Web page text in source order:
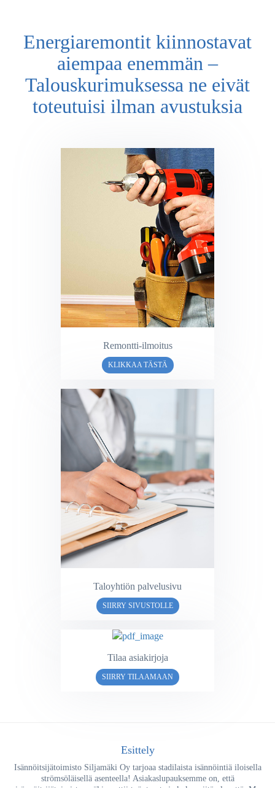
Energiaremontit kiinnostavat
aiempaa enemmän –
Talouskurimuksessa ne eivät
toteutuisi ilman avustuksia
Remontti-ilmoitus
KLIKKAA TÄSTÄ
Taloyhtiön palvelusivu
SIIRRY SIVUSTOLLE
Tilaa asiakirjoja
SIIRRY TILAAMAAN
Esittely
Isännöitsijätoimisto Siljamäki Oy tarjoaa stadilaista isännöintiä iloisella
strömsöläisellä asenteella! Asiakaslupauksemme on, että